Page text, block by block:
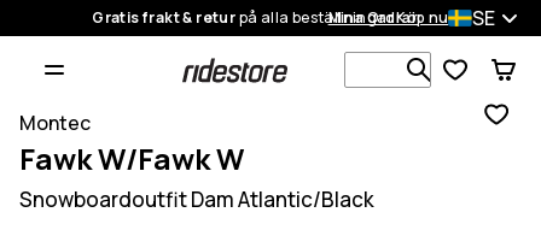
Gratis frakt & returpå alla beställningarKöp nu
Mina Ordrar SE
Sök bland
Montec
Fawk W/Fawk W
Snowboardoutfit Dam Atlantic/Black